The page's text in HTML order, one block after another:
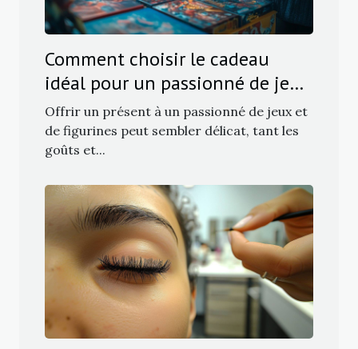
Comment choisir le cadeau
idéal pour un passionné de jeux
et figurines ?
Offrir un présent à un passionné de jeux et
de figurines peut sembler délicat, tant les
goûts et...